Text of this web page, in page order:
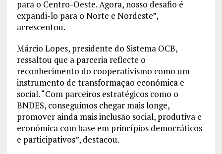
para o Centro-Oeste. Agora, nosso desafio é
expandi-lo para o Norte e Nordeste”,
acrescentou.
Márcio Lopes, presidente do Sistema OCB,
ressaltou que a parceria reflecte o
reconhecimento do cooperativismo como um
instrumento de transformação económica e
social. “Com parceiros estratégicos como o
BNDES, conseguimos chegar mais longe,
promover ainda mais inclusão social, produtiva e
económica com base em princípios democráticos
e participativos”, destacou.